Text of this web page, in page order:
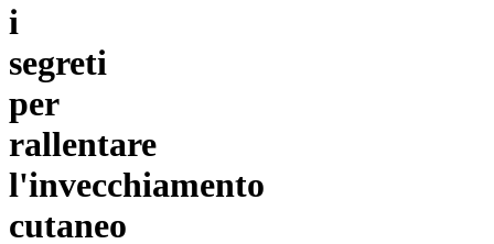
i
segreti
per
rallentare
l'invecchiamento
cutaneo